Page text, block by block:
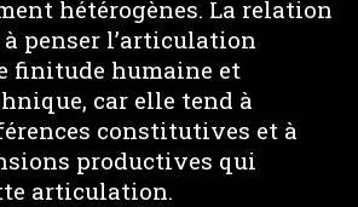
hétérogènes. La relation
penser l’articulation
finitude humaine et
car elle tend à
constitutives et à
productives qui
articulation.